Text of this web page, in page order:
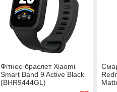
Фітнес-браслет Xiaomi
Smart Band 9 Active Black
(BHR9444GL)